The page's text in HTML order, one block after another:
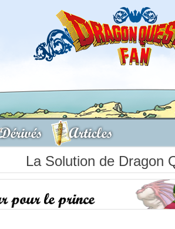
Dérivés Articles
La Solution de Dragon